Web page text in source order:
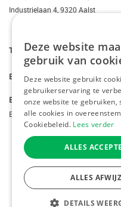
Industrielaan 4, 9320 Aalst
T. +3223095206
E. info@kiddotravel.be
BTW
BE 0685795740
Copyright © 2026
Deze website
gebruik van
Deze website gebruikt
gebruikerservaring te
onze website te gebruiken,
alle cookies in
Cookiebeleid. Lees verder
ALLES
ALLES
DETAILS